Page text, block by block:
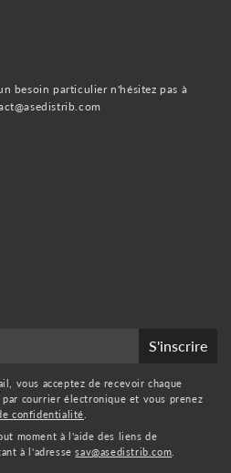
besoin particulier n'hésitez pas à
S'inscrire
vous acceptez de recevoir chaque
courrier électronique et vous prenez
confidentialité
moment à l'aide des liens de
à l'adressesav@asedistrib.com